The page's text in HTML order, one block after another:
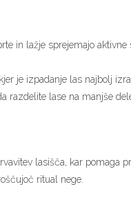
in lažje sprejemajo aktivne
je izpadanje las najbolj
razdelite lase na manjše
lasišča, kar pomaga
ritual nege.